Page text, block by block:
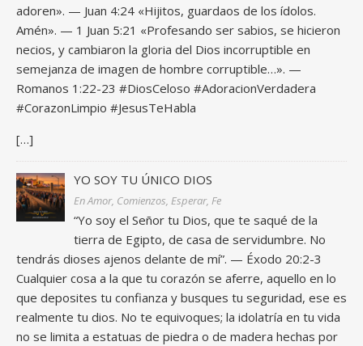
adoren». — Juan 4:24 «Hijitos, guardaos de los ídolos.
Amén». — 1 Juan 5:21 «Profesando ser sabios, se hicieron
necios, y cambiaron la gloria del Dios incorruptible en
semejanza de imagen de hombre corruptible…». —
Romanos 1:22-23 #DiosCeloso #AdoracionVerdadera
#CorazonLimpio #JesusTeHabla
[…]
YO SOY TU ÚNICO DIOS
En Amor, Comienzos, Esperar, Fe
“Yo soy el Señor tu Dios, que te saqué de la
tierra de Egipto, de casa de servidumbre. No
tendrás dioses ajenos delante de mí”. — Éxodo 20:2-3
Cualquier cosa a la que tu corazón se aferre, aquello en lo
que deposites tu confianza y busques tu seguridad, ese es
realmente tu dios. No te equivoques; la idolatría en tu vida
no se limita a estatuas de piedra o de madera hechas por